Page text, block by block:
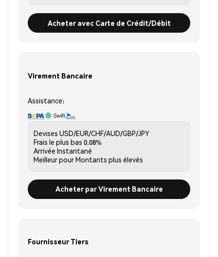
Acheter avec Carte de Crédit/Débit
Virement Bancaire
Assistance:
Devises USD/EUR/CHF/AUD/GBP/JPY
Frais le plus bas 0.08%
Arrivée Instantané
Meilleur pourMontants plus élevés
Acheter par Virement Bancaire
Fournisseur Tiers